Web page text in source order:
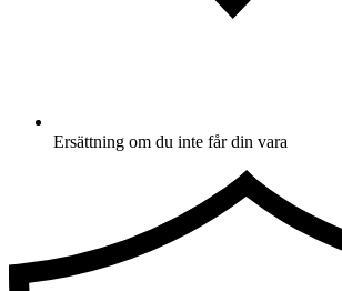
Ersättning om du inte får din vara